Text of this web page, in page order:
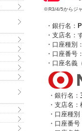
※R3/4/5からジ
・銀行名：
・支店名：
・口座種別
・口座番号
・口座名
・銀行名：
・支店名
・口座種
・口座番